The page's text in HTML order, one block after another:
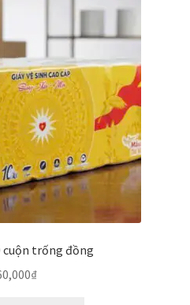
cuộn trống đồng
₫